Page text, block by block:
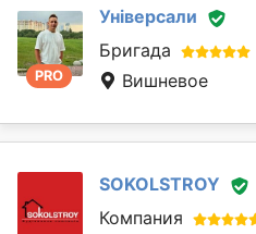
PRO
Універсали
Бригада
Вишневое
SOKOLSTROY
Компания